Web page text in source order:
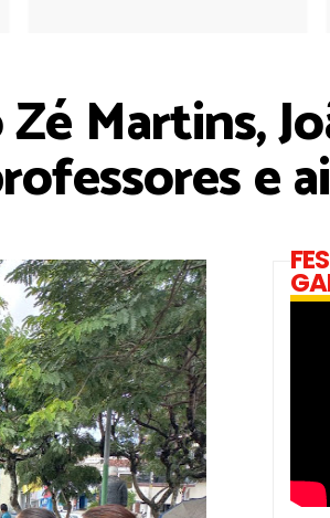
Martins,
e